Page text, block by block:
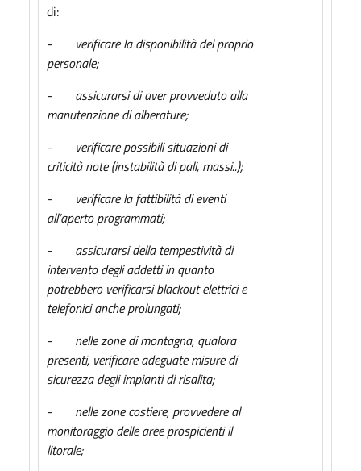
di:
- verificare la disponibilità del proprio
personale;
- assicurarsi di aver provveduto alla
manutenzione di alberature;
- verificare possibili situazioni di
criticità note (instabilità di pali, massi..);
- verificare la fattibilità di eventi
all’aperto programmati;
- assicurarsi della tempestività di
intervento degli addetti in quanto
potrebbero verificarsi blackout elettrici e
telefonici anche prolungati;
- nelle zone di montagna, qualora
presenti, verificare adeguate misure di
sicurezza degli impianti di risalita;
- nelle zone costiere, provvedere al
monitoraggio delle aree prospicienti il
litorale;